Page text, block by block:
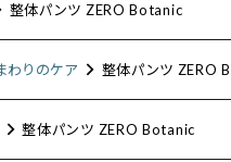
整体パンツ ZERO Botanic
わりのケア 整体パンツ ZERO
整体パンツ ZERO Botanic